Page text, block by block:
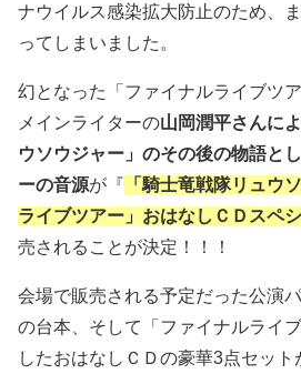
ナウイルス感染拡大防止のため、
ってしまいました。
幻となった「ファイナルライブツ
メインライターの山岡潤平さんに
ウソウジャー」のその後の物語と
ーの音源が『 「騎士竜戦隊リュウ
ライブツアー」おはなしＣＤスペ
売されることが決定！！！
会場で販売される予定だった公演
の台本、そして「ファイナルライ
したおはなしＣＤの豪華3点セッ